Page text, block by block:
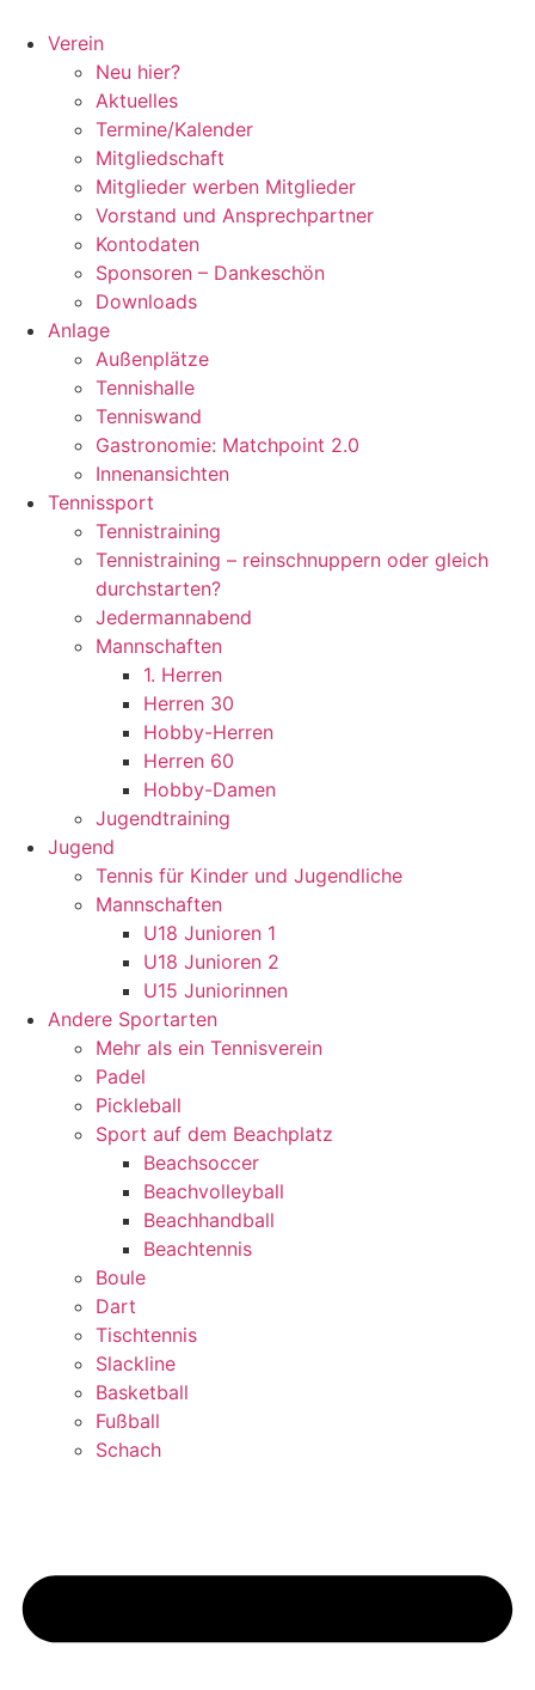
Inhalt
springen
Verein
Neu hier?
Aktuelles
Termine/Kalender
Mitgliedschaft
Mitglieder werben Mitglieder
Vorstand und Ansprechpartner
Kontodaten
Sponsoren – Dankeschön
Downloads
Anlage
Außenplätze
Tennishalle
Tenniswand
Gastronomie: Matchpoint 2.0
Innenansichten
Tennissport
Tennistraining
Tennistraining – reinschnuppern oder gleich
durchstarten?
Jedermannabend
Mannschaften
1. Herren
Herren 30
Hobby-Herren
Herren 60
Hobby-Damen
Jugendtraining
Jugend
Tennis für Kinder und Jugendliche
Mannschaften
U18 Junioren 1
U18 Junioren 2
U15 Juniorinnen
Andere Sportarten
Mehr als ein Tennisverein
Padel
Pickleball
Sport auf dem Beachplatz
Beachsoccer
Beachvolleyball
Beachhandball
Beachtennis
Boule
Dart
Tischtennis
Slackline
Basketball
Fußball
Schach